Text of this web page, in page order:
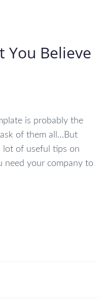
You Believe
is probably the
of them all…But
lot of useful tips on
need your company to